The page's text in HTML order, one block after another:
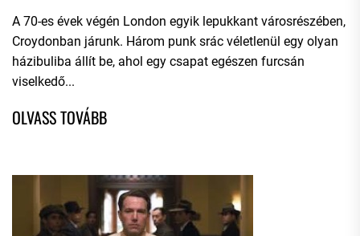
A 70-es évek végén London egyik lepukkant városrészében,
Croydonban járunk. Három punk srác véletlenül egy olyan
házibuliba állít be, ahol egy csapat egészen furcsán
viselkedő...